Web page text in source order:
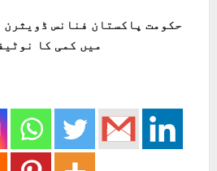
حکومت پاکستان فنانس
میں کمی کا